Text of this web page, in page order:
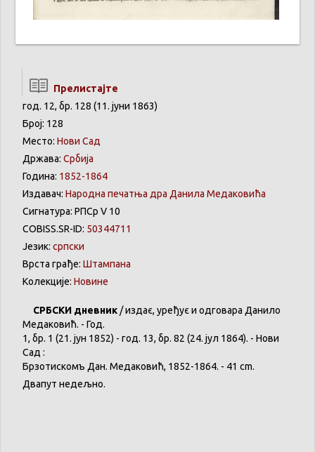
Прелистајте
год. 12, бр. 128 (11. јуни 1863)
Број: 128
Место: Нови Сад
Држава: Србија
Година: 1852-1864
Издавач: Народна печатња дра Данила Медаковића
Сигнатура: РПСр V 10
COBISS.SR-ID: 50344711
Језик: српски
Врста грађе: Штампана
Колекције: Новине
СРБСКИ дневник /издає, уређуєи одговара Данило
Медаковић. - Год.
1, бр. 1 (21. јун 1852) - год. 13, бр. 82 (24. јул 1864). - Нови
Сад :
Брзотискомъ Дан. Медаковић, 1852-1864. - 41 cm.
Двапут недељно.